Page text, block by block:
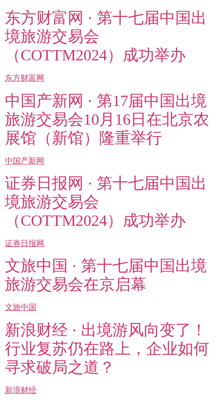
东方财富网 · 第十七届中国出
境旅游交易会
（COTTM2024）成功举办
东方财富网
中国产新网 · 第17届中国出境
旅游交易会10月16日在北京农
展馆（新馆）隆重举行
中国产新网
证券日报网 · 第十七届中国出
境旅游交易会
（COTTM2024）成功举办
证券日报网
文旅中国 · 第十七届中国出境
旅游交易会在京启幕
文旅中国
新浪财经 · 出境游风向变了！
行业复苏仍在路上，企业如何
寻求破局之道？
新浪财经